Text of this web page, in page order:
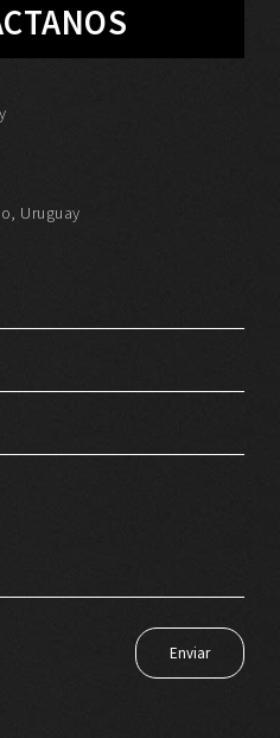
Uruguay
Enviar